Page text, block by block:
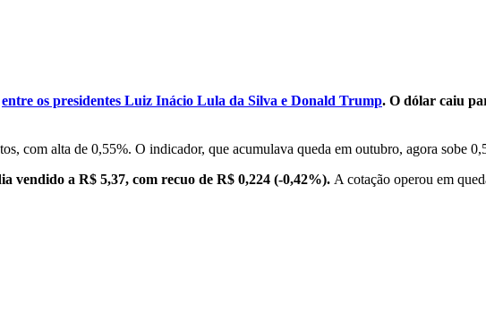
entre os presidentes Luiz Inácio Lula da Silva e Donald Trump. O dólar caiu
com alta de 0,55%. O indicador, que acumulava queda em outubro, agora sobe
vendido a R$ 5,37, com recuo de R$ 0,224 (-0,42%). A cotação operou em